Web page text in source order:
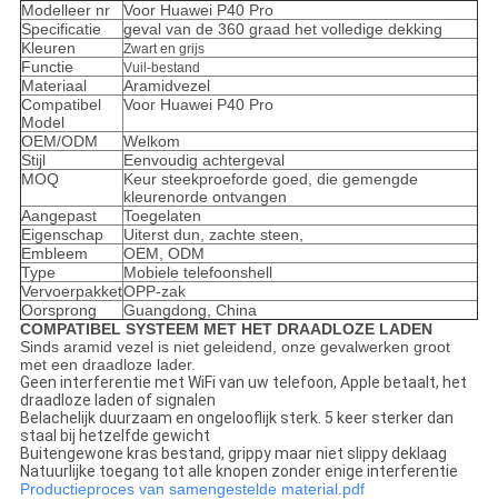
Modelleer nr
Voor Huawei P40 Pro
Specificatie
geval van de 360 graad het volledige dekking
Kleuren
Zwart en grijs
Functie Vuil-bestand
Materiaal
Aramidvezel
Compatibel
Model
Voor Huawei P40 Pro
OEM/ODM
Welkom
Stijl
Eenvoudig achtergeval
MOQ
Keur steekproeforde goed, die gemengde
kleurenorde ontvangen
Aangepast
Toegelaten
Eigenschap
Uiterst dun, zachte steen,
Embleem
OEM, ODM
Type
Mobiele telefoonshell
VervoerpakketOPP-zak
Oorsprong
Guangdong, China
COMPATIBEL SYSTEEM MET HET DRAADLOZE LADEN
Sinds aramid vezel is niet geleidend, onze gevalwerken groot
met een draadloze lader.
Geen interferentie met WiFi van uw telefoon, Apple betaalt, het
draadloze laden of signalen
Belachelijk duurzaam en ongelooflijk sterk. 5 keer sterker dan
staal bij hetzelfde gewicht
Buitengewone kras bestand, grippy maar niet slippy deklaag
Natuurlijke toegang tot alle knopen zonder enige interferentie
Productieproces van samengestelde material.pdf